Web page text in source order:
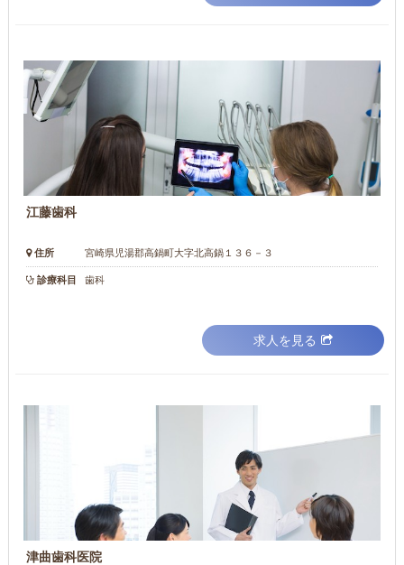
江藤歯科
住所 宮崎県児湯郡高鍋町大字北高鍋１３６－３
診療科目 歯科
求人を見る
津曲歯科医院